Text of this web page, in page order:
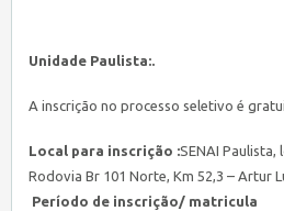
Unidade Paulista:.
A inscrição no processo seletivo é
Local para inscrição :SENAI Paulista,
Rodovia Br 101 Norte, Km 52,3 – Artur
Período de inscrição/ matricula